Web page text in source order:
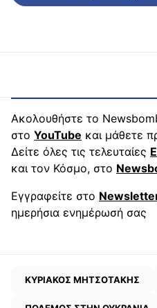
Ακολουθήστε το
στο YouTube και μάθετε
Δείτε όλες τις τελευταίες
και τον Κόσμο, στο
Εγγραφείτε στο
ημερήσια ενημέρωσή σας
ΚΥΡΙΑΚΟΣ ΜΗΤΣΟΤΑΚΗΣ